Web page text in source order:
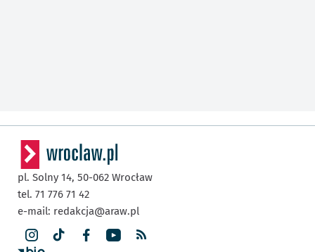
pl. Solny 14, 50-062 Wrocław
tel. 71 776 71 42
e-mail: redakcja@araw.pl